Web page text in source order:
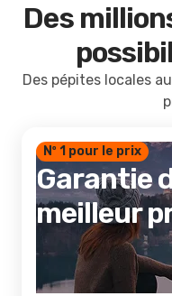
Des
Des pépites locales
Nº 1 pour le prix
Garantie
meilleur